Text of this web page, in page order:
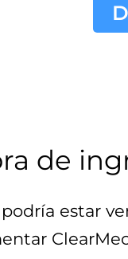
de
estar